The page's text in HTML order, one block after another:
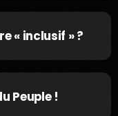
« inclusif » ?
Peuple !